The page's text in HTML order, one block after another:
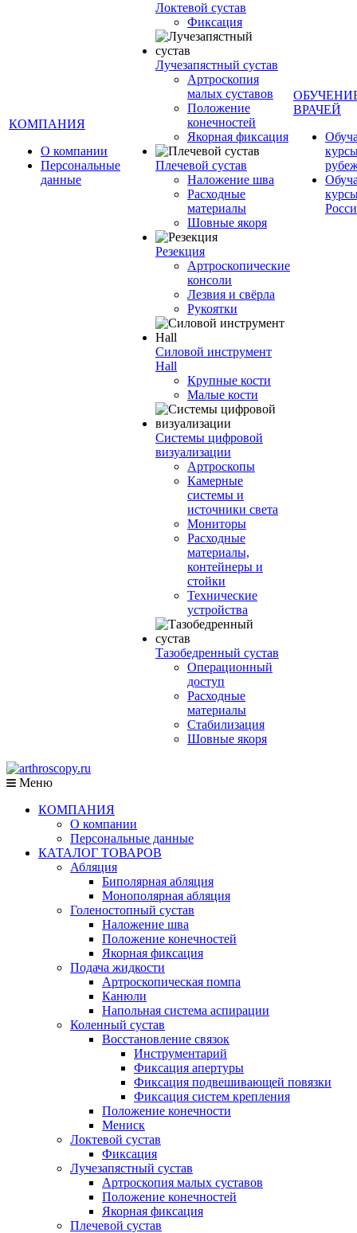
КОМПАНИЯ
О компании
Персональные
данные
Локтевой сустав
Фиксация
Лучезапястный сустав
Артроскопия
малых суставов
Положение
конечностей
Якорная фиксация
Плечевой сустав
Наложение шва
Расходные
материалы
Шовные якоря
Резекция
Артроскопические
консоли
Лезвия и свёрла
Рукоятки
Силовой инструмент
Hall
Крупные кости
Малые кости
Системы цифровой
визуализации
Артроскопы
Камерные
системы и
источники света
Мониторы
Расходные
материалы,
контейнеры и
стойки
Технические
устройства
Тазобедренный сустав
Операционный
доступ
Расходные
материалы
Стабилизация
Шовные якоря
ВРАЧЕЙ
Меню
КОМПАНИЯ
О компании
Персональные данные
КАТАЛОГ ТОВАРОВ
Абляция
Биполярная абляция
Монополярная абляция
Голеностопный сустав
Наложение шва
Положение конечностей
Якорная фиксация
Подача жидкости
Артроскопическая помпа
Канюли
Напольная система аспирации
Коленный сустав
Восстановление связок
Инструментарий
Фиксация апертуры
Фиксация подвешивающей повязки
Фиксация систем крепления
Положение конечности
Мениск
Локтевой сустав
Фиксация
Лучезапястный сустав
Артроскопия малых суставов
Положение конечностей
Якорная фиксация
Плечевой сустав